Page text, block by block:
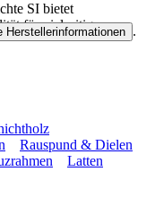
SI bietet
für vielseitige
Herstellerinformationen .
Rauspund & Dielen
Latten